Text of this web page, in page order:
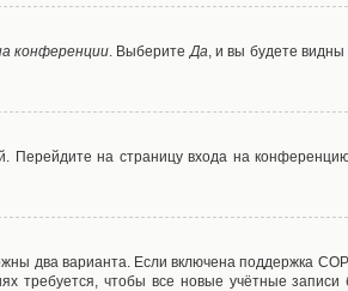
конференции. ВыберитеДа, и вы будете
Перейдите на страницу входа на
два варианта. Если включена поддержка
требуется, чтобы все новые учётные